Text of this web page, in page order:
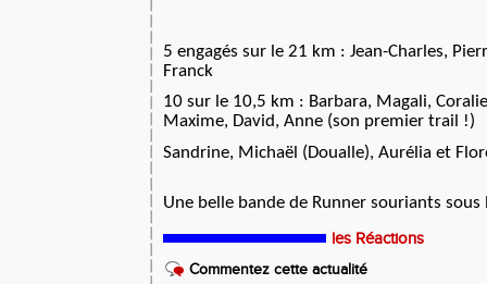
5 engagés sur le 21 km : Jean-Charles,
Franck
10 sur le 10,5 km : Barbara, Magali,
Maxime, David, Anne (son premier trail !)
Sandrine, Michaël (Doualle), Aurélia et
Une belle bande de Runner souriants
les Réactions
Commentez cette actualité